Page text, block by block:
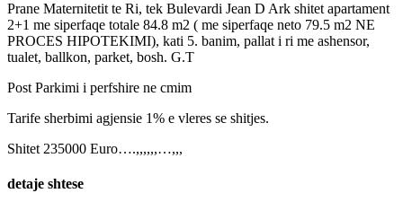
Prane Maternitetit te Ri, tek Bulevardi Jean D Ark shitet apartament
2+1 me siperfaqe totale 84.8 m2 ( me siperfaqe neto 79.5 m2 NE
PROCES HIPOTEKIMI), kati 5. banim, pallat i ri me ashensor,
tualet, ballkon, parket, bosh. G.T
Post Parkimi i perfshire ne cmim
Tarife sherbimi agjensie 1% e vleres se shitjes.
Shitet 235000 Euro….,,,,,,…,,,
detaje shtese